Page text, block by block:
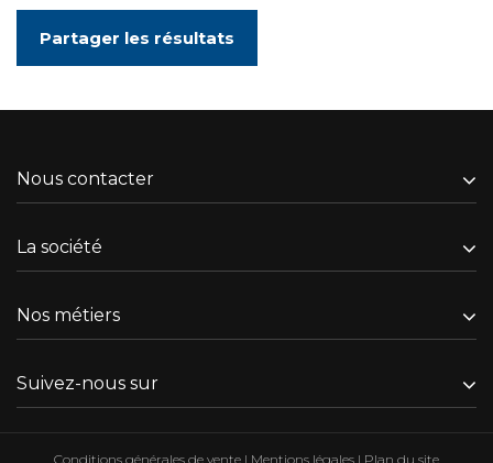
Partager les résultats
Nous contacter
La société
Nos métiers
Suivez-nous sur
Conditions générales de vente | Mentions légales | Plan du site